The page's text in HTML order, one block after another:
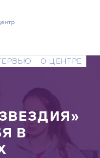
О ЦЕНТРЕ
В